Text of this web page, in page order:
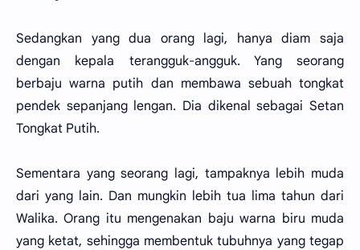
Sedangkan yang dua orang lagi, hanya diam saja
dengan kepala terangguk-angguk. Yang seorang
berbaju warna putih dan membawa sebuah tongkat
pendek sepanjang lengan. Dia dikenal sebagai Setan
Tongkat Putih.
Sementara yang seorang lagi, tampaknya lebih muda
dari yang lain. Dan mungkin lebih tua lima tahun dari
Walika. Orang itu mengenakan baju warna biru muda
yang ketat, sehingga membentuk tubuhnya yang tegap